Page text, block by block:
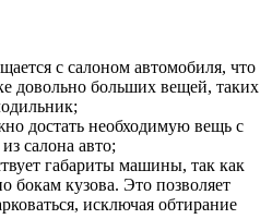
с салоном автомобиля, что
довольно больших вещей, таких
достать необходимую вещь с
салона авто;
габариты машины, так как
бокам кузова. Это позволяет
исключая обтирание